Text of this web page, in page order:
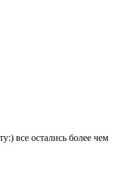
все остались более чем